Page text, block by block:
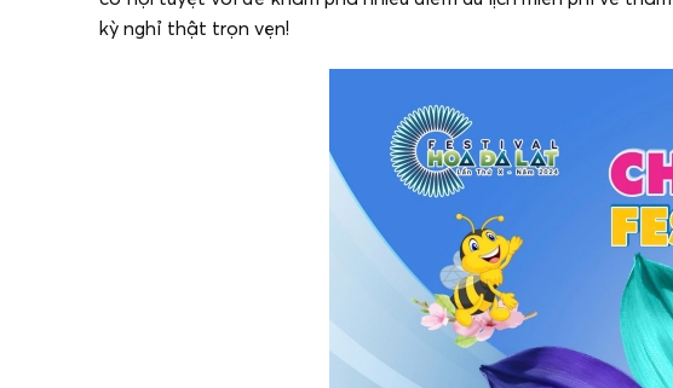
kỳ nghỉ thật trọn vẹn!